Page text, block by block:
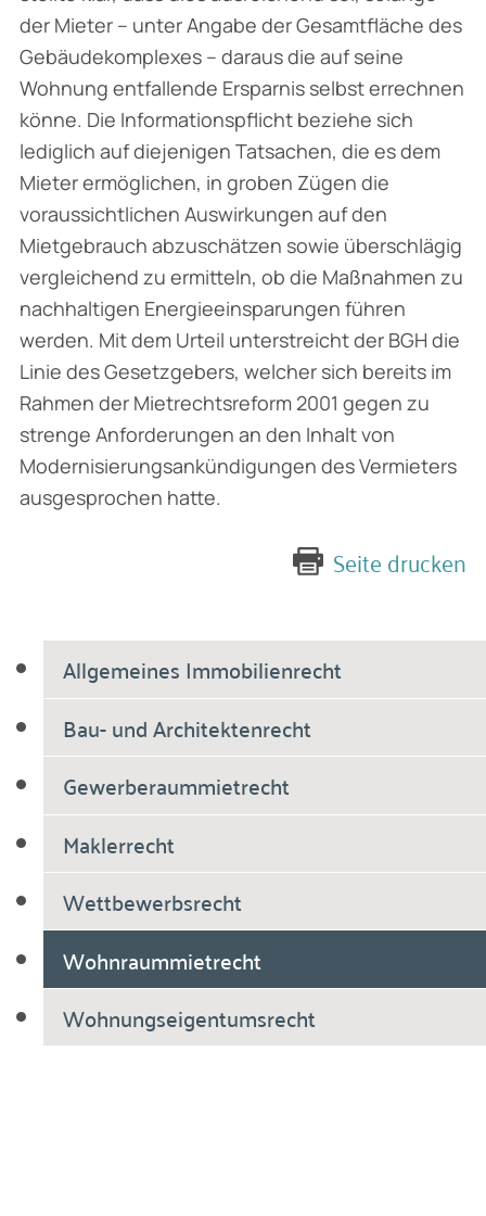
Allgemeines Immobilienrecht
Bau- und Architektenrecht
Gewerberaummietrecht
Maklerrecht
Wettbewerbsrecht
Wohnraummietrecht
Wohnungseigentumsrecht
der Mieter – unter Angabe der Gesamtfläche des
Gebäudekomplexes – daraus die auf seine
Wohnung entfallende Ersparnis selbst errechnen
könne. Die Informationspflicht beziehe sich
lediglich auf diejenigen Tatsachen, die es dem
Mieter ermöglichen, in groben Zügen die
voraussichtlichen Auswirkungen auf den
Mietgebrauch abzuschätzen sowie überschlägig
ver­gleichend zu ermitteln, ob die Maßnahmen zu
nachhaltigen Energieeinsparungen führen
werden. Mit dem Urteil unterstreicht der BGH die
Linie des Gesetzgebers, welcher sich bereits im
Rahmen der Mietrechtsreform 2001 gegen zu
strenge Anforderungen an den Inhalt von
Modernisierungsankündigungen des Vermieters
ausgesprochen hatte.
Seite drucken